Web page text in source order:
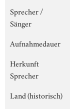
Sprecher /
Sänger
Aufnahmedauer
Herkunft
Sprecher
Land (historisch)